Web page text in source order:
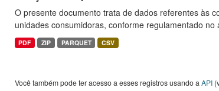
O presente documento trata de dados referentes às
unidades consumidoras, conforme regulamentado no
PDF ZIP PARQUET CSV
Você também pode ter acesso a esses registros usando a API